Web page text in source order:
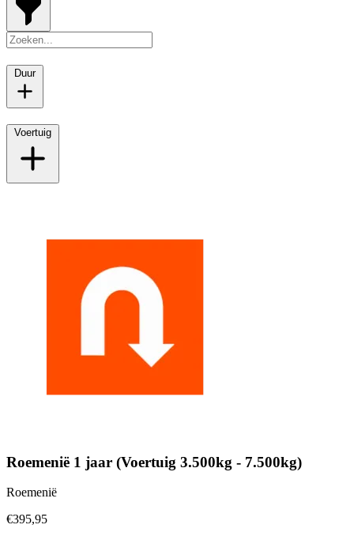
Duur
Voertuig
Roemenië 1 jaar (Voertuig 3.500kg - 7.500kg)
Roemenië
€395,95